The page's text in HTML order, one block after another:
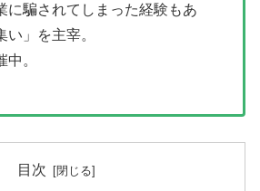
に騙されてしまった経験もあ
い」を主宰。
。
目次